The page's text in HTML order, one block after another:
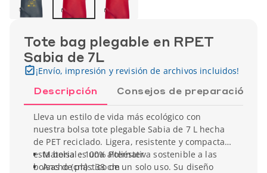
Tote bag plegable en RPET
Sabia de 7L
¡Envío, impresión y revisión de archivos incluidos!
Descripción Consejos de preparación
Lleva un estilo de vida más ecológico con
nuestra bolsa tote plegable Sabia de 7 L hecha
de PET reciclado. Ligera, resistente y compacta,
esta bolsa es una alternativa sostenible a las
bolsas de plástico de un solo uso. Su diseño
Material : 100% Poliéster
Ancho (cm) : 38 cm